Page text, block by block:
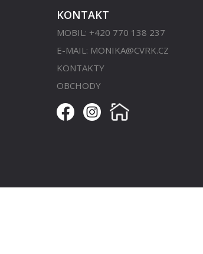
KONTAKT
MOBIL: +420 770 138 237
E-MAIL: MONIKA@CVRK.CZ
KONTAKTY
OBCHODY